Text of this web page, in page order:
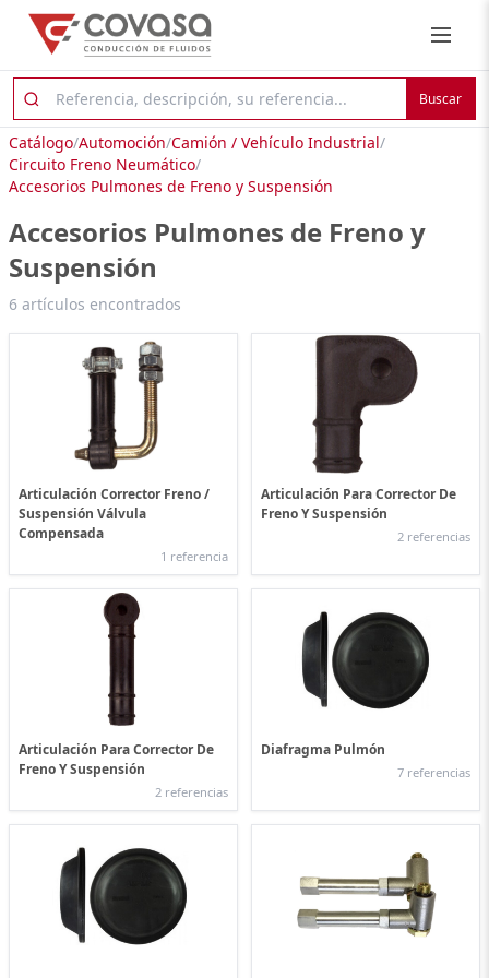
Buscar
Catálogo/Automoción/Camión / Vehículo Industrial/
Circuito Freno Neumático/
Accesorios Pulmones de Freno y Suspensión
Accesorios Pulmones de Freno y
Suspensión
6 artículos encontrados
Articulación Corrector Freno /
Suspensión Válvula
Compensada
1 referencia
Articulación Para Corrector De
Freno Y Suspensión
2 referencias
Articulación Para Corrector De
Freno Y Suspensión
2 referencias
Diafragma Pulmón
7 referencias